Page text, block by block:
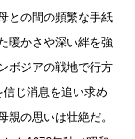
との間の頻繁な手紙
暖かさや深い絆を強
ボジアの戦地で行方
じ消息を追い求め
の思いは壮絶だ。